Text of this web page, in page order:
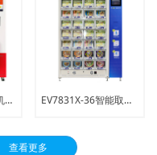
新款易丰自动售药机|智能售药机|大容量自助取药机 EV7831X-36智能取餐柜
查看更多